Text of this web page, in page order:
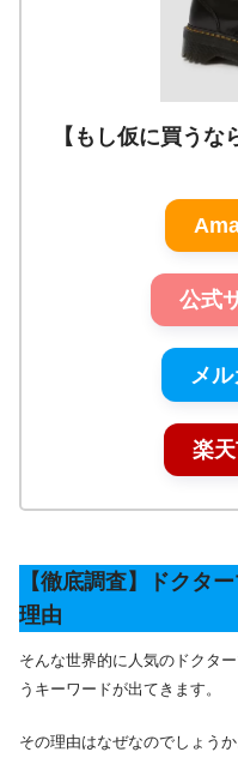
【もし仮に買うな
公式
メ
楽
【徹底調査】ドクタ
理由
そんな世界的に人気のドクタ
うキーワードが出てきます。
その理由はなぜなのでしょうか